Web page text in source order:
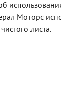
Моторс
листа.